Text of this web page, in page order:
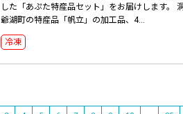
した「あぷた特産品セット」をお届けします。 洞
爺湖町の特産品「帆立」の加工品、4...
冷凍